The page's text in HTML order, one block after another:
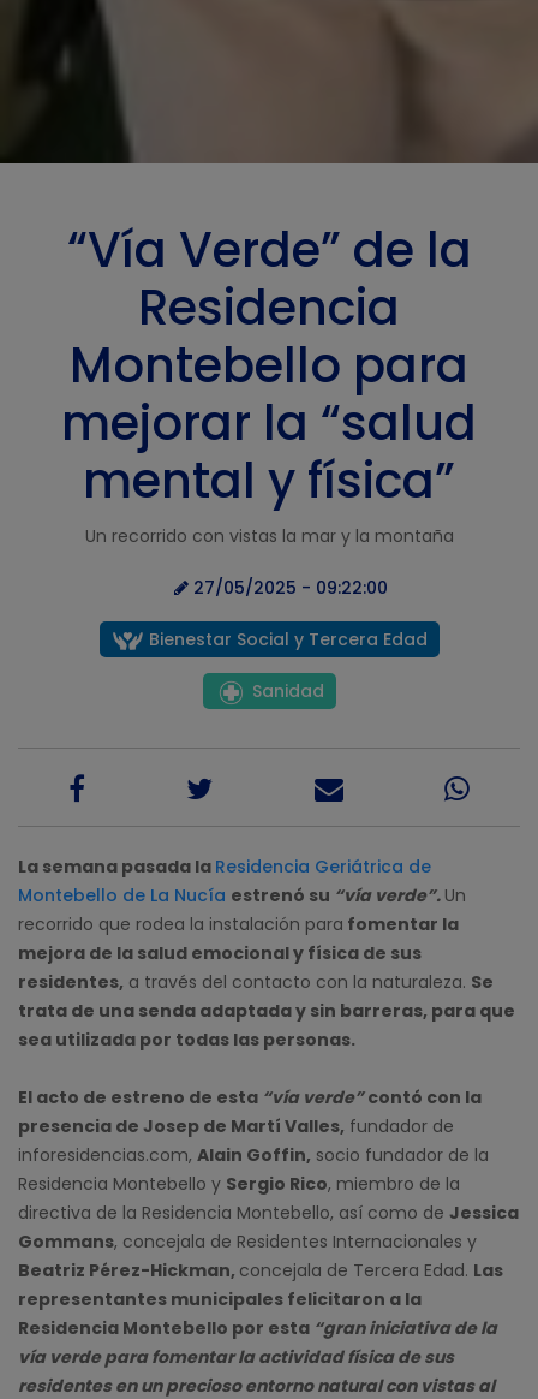
“Vía Verde” de la
Residencia
Montebello para
mejorar la “salud
mental y física”
Un recorrido con vistas la mar y la montaña
27/05/2025 - 09:22:00
Bienestar Social y Tercera Edad
Sanidad
La semana pasada la Residencia Geriátrica de
Montebello de La Nucía estrenó su “vía verde”. Un
recorrido que rodea la instalación para fomentar la
mejora de la salud emocional y física de sus
residentes, a través del contacto con la naturaleza. Se
trata de una senda adaptada y sin barreras, para que
sea utilizada por todas las personas.
El acto de estreno de esta “vía verde”contó con la
presencia de Josep de Martí Valles, fundador de
inforesidencias.com, Alain Goffin, socio fundador de la
Residencia Montebello y Sergio Rico, miembro de la
directiva de la Residencia Montebello, así como de Jessica
Gommans, concejala de Residentes Internacionales y
Beatriz Pérez-Hickman, concejala de Tercera Edad. Las
representantes municipales felicitaron a la
Residencia Montebello por esta “gran iniciativa de la
vía verde para fomentar la actividad física de sus
residentes en un precioso entorno natural con vistas al